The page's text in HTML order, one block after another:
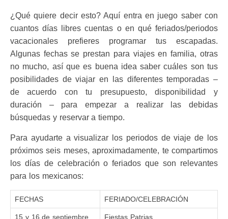
¿Qué quiere decir esto? Aquí entra en juego saber con
cuantos días libres cuentas o en qué feriados/periodos
vacacionales prefieres programar tus escapadas.
Algunas fechas se prestan para viajes en familia, otras
no mucho, así que es buena idea saber cuáles son tus
posibilidades de viajar en las diferentes temporadas –
de acuerdo con tu presupuesto, disponibilidad y
duración – para empezar a realizar las debidas
búsquedas y reservar a tiempo.
Para ayudarte a visualizar los periodos de viaje de los
próximos seis meses, aproximadamente, te compartimos
los días de celebración o feriados que son relevantes
para los mexicanos:
FECHAS FERIADO/CELEBRACIÓN
15 y 16 de septiembre Fiestas Patrias